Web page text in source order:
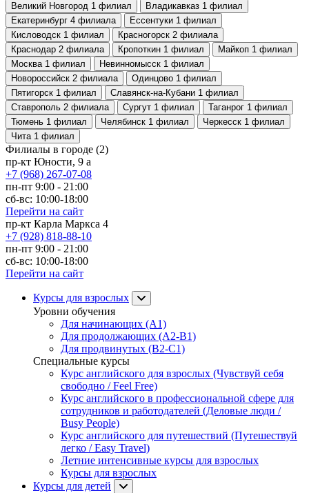
Великий Новгород 1 филиал Владикавказ 1 филиал
Екатеринбург 4 филиала Ессентуки 1 филиал
Кисловодск 1 филиал Красногорск 2 филиала
Краснодар 2 филиала Кропоткин 1 филиал Майкоп 1 филиал
Москва 1 филиал Невинномысск 1 филиал
Новороссийск 2 филиала Одинцово 1 филиал
Пятигорск 1 филиал Славянск-на-Кубани 1 филиал
Ставрополь 2 филиала Сургут 1 филиал Таганрог 1 филиал
Тюмень 1 филиал Челябинск 1 филиал Черкесск 1 филиал
Чита 1 филиал
Филиалы в городе (2)
пр-кт Юности, 9 а
+7 (968) 267-07-08
пн-пт 9:00 - 21:00
сб-вс: 10:00-18:00
Перейти на сайт
пр-кт Карла Маркса 4
+7 (928) 818-88-10
пн-пт 9:00 - 21:00
сб-вс: 10:00-18:00
Перейти на сайт
Курсы для взрослых
Уровни обучения
Для начинающих (A1)
Для продолжающих (A2-B1)
Для продвинутых (B2-C1)
Специальные курсы
Курс английского для взрослых (Чувствуй себя
свободно / Feel Free)
Курс английского в профессиональной сфере для
сотрудников и работодателей (Деловые люди /
Busy People)
Курс английского для путешествий (Путешествуй
легко / Easy Travel)
Летние интенсивные курсы для взрослых
Курсы для взрослых
Курсы для детей